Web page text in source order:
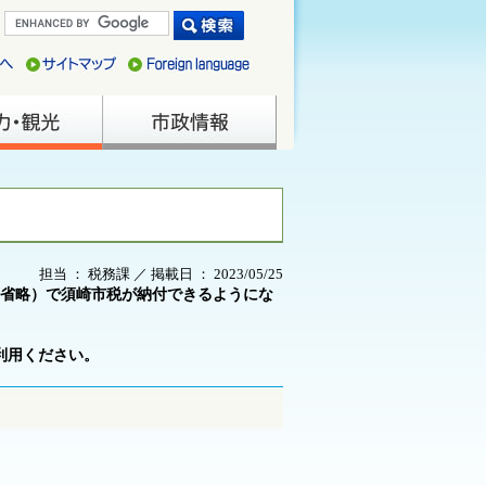
担当 ： 税務課 ／ 掲載日 ： 2023/05/25
略）で須崎市税が納付できるようにな
ください。